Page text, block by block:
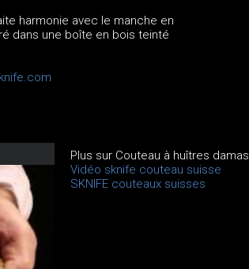
harmonie avec le manche en
dans une boîte en bois teinté
Plus sur Couteau à huîtres damas
Vidéo sknife couteau suisse
SKNIFE couteaux suisses